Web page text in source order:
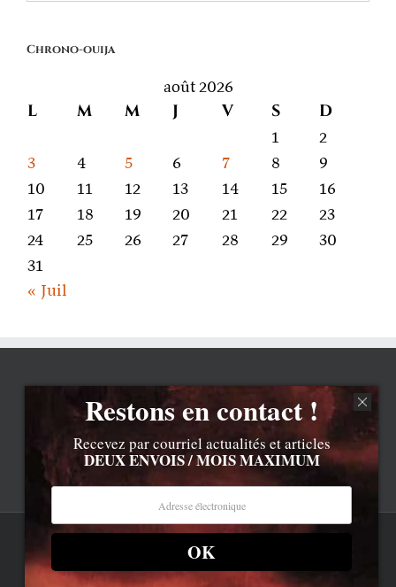
parle
Chrono-ouija
août 2026
L M M J V S D
1
2
3
4 5 6 7 8
9
10
11 12 13 14 15
16
17
18 19 20 21 22
23
24
25 26 27 28 29
30
31
« Juil
Contenu © Lionel Davoust sauf exceptions précisées.
Cliquez ici pour lire les mentions légales barbantes
LD.com 8.a. Attention, vous êtes arrivé en bas de la page,
Restons en contact !
Recevez par courriel actualités et articles
DEUX ENVOIS / MOIS MAXIMUM
OK